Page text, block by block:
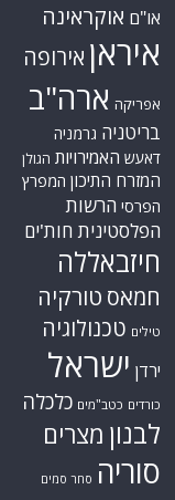
או"ם אוקראינה
איראן אירופה
אפריקה ארה"ב
בריטניה גרמניה
דאעש האמירויות הגולן
המזרח התיכון המפרץ
הפרסי הרשות
הפלסטינית חות'ים
חיזבאללה
חמאס טורקיה
טילים טכנולוגיה
ירדן ישראל
כורדים כטב"מים כלכלה
לבנון מצרים
סוריה סחר סמים